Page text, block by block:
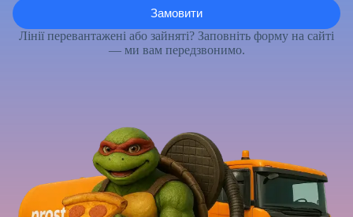
Лінії перевантажені або зайняті? Заповніть форму на сайті
— ми вам передзвонимо.